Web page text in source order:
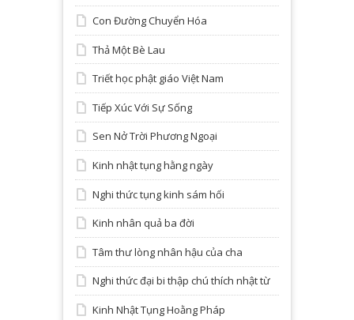
Con Đường Chuyển Hóa
Thả Một Bè Lau
Triết học phật giáo Việt Nam
Tiếp Xúc Với Sự Sống
Sen Nở Trời Phương Ngoại
Kinh nhật tụng hằng ngày
Nghi thức tụng kinh sám hối
Kinh nhân quả ba đời
Tâm thư lòng nhân hậu của cha
Nghi thức đại bi thập chú thích nhật từ
Kinh Nhật Tụng Hoằng Pháp